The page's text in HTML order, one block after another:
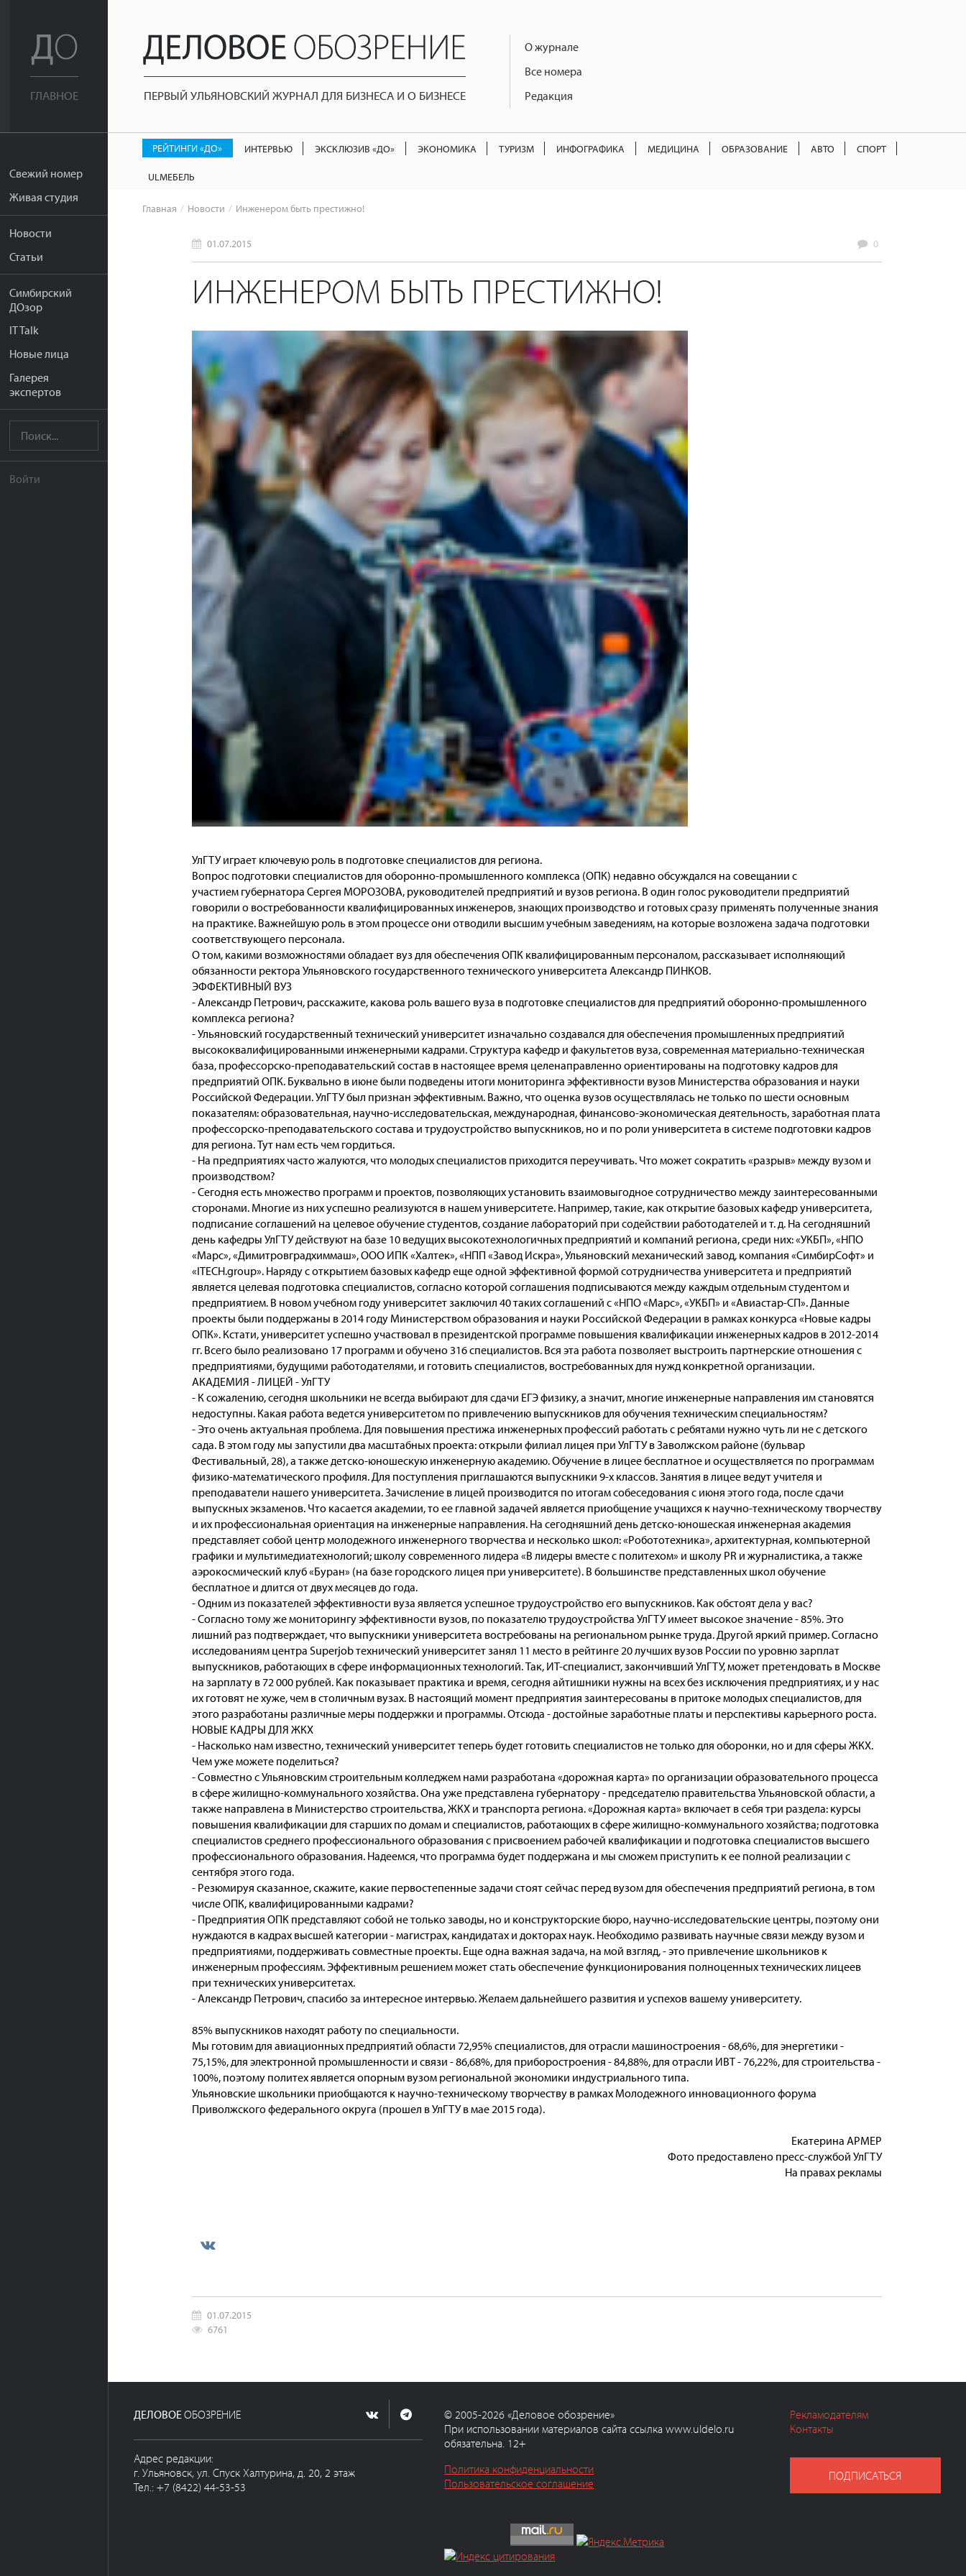
ГЛАВНОЕ
Свежий номер
Живая студия
Новости
Статьи
Симбирский
ДОзор
IT Talk
Новые лица
Галерея
экспертов
Войти
ПЕРВЫЙ УЛЬЯНОВСКИЙ ЖУРНАЛ ДЛЯ БИЗНЕСА И О БИЗНЕСЕ
О журнале
Все номера
Редакция
РЕЙТИНГИ «ДО» ИНТЕРВЬЮ ЭКСКЛЮЗИВ «ДО» ЭКОНОМИКА ТУРИЗМ ИНФОГРАФИКА МЕДИЦИНА ОБРАЗОВАНИЕ АВТО СПОРТ
ULМЕБЕЛЬ
Главная Новости Инженером быть престижно!
01.07.2015 0
ИНЖЕНЕРОМ БЫТЬ ПРЕСТИЖНО!
УлГТУ играет ключевую роль в подготовке специалистов для региона.
Вопрос подготовки специалистов для оборонно-промышленного комплекса (ОПК) недавно обсуждался на совещании с
участием губернатора Сергея МОРОЗОВА, руководителей предприятий и вузов региона. В один голос руководители предприятий
говорили о востребованности квалифицированных инженеров, знающих производство и готовых сразу применять полученные знания
на практике. Важнейшую роль в этом процессе они отводили высшим учебным заведениям, на которые возложена задача подготовки
соответствующего персонала.
О том, какими возможностями обладает вуз для обеспечения ОПК квалифицированным персоналом, рассказывает исполняющий
обязанности ректора Ульяновского государственного технического университета Александр ПИНКОВ.
ЭФФЕКТИВНЫЙ ВУЗ
- Александр Петрович, расскажите, какова роль вашего вуза в подготовке специалистов для предприятий оборонно-промышленного
комплекса региона?
- Ульяновский государственный технический университет изначально создавался для обеспечения промышленных предприятий
высококвалифицированными инженерными кадрами. Структура кафедр и факультетов вуза, современная материально-техническая
база, профессорско-преподавательский состав в настоящее время целенаправленно ориентированы на подготовку кадров для
предприятий ОПК. Буквально в июне были подведены итоги мониторинга эффективности вузов Министерства образования и науки
Российской Федерации. УлГТУ был признан эффективным. Важно, что оценка вузов осуществлялась не только по шести основным
показателям: образовательная, научно-исследовательская, международная, финансово-экономическая деятельность, заработная плата
профессорско-преподавательского состава и трудоустройство выпускников, но и по роли университета в системе подготовки кадров
для региона. Тут нам есть чем гордиться.
- На предприятиях часто жалуются, что молодых специалистов приходится переучивать. Что может сократить «разрыв» между вузом и
производством?
- Сегодня есть множество программ и проектов, позволяющих установить взаимовыгодное сотрудничество между заинтересованными
сторонами. Многие из них успешно реализуются в нашем университете. Например, такие, как открытие базовых кафедр университета,
подписание соглашений на целевое обучение студентов, создание лабораторий при содействии работодателей и т. д. На сегодняшний
день кафедры УлГТУ действуют на базе 10 ведущих высокотехнологичных предприятий и компаний региона, среди них: «УКБП», «НПО
«Марс», «Димитровградхиммаш», ООО ИПК «Халтек», «НПП «Завод Искра», Ульяновский механический завод, компания «СимбирСофт» и
«ITECH.group». Наряду с открытием базовых кафедр еще одной эффективной формой сотрудничества университета и предприятий
является целевая подготовка специалистов, согласно которой соглашения подписываются между каждым отдельным студентом и
предприятием. В новом учебном году университет заключил 40 таких соглашений с «НПО «Марс», «УКБП» и «Авиастар-СП». Данные
проекты были поддержаны в 2014 году Министерством образования и науки Российской Федерации в рамках конкурса «Новые кадры
ОПК». Кстати, университет успешно участвовал в президентской программе повышения квалификации инженерных кадров в 2012-2014
гг. Всего было реализовано 17 программ и обучено 316 специалистов. Вся эта работа позволяет выстроить партнерские отношения с
предприятиями, будущими работодателями, и готовить специалистов, востребованных для нужд конкретной организации.
АКАДЕМИЯ - ЛИЦЕЙ - УлГТУ
- К сожалению, сегодня школьники не всегда выбирают для сдачи ЕГЭ физику, а значит, многие инженерные направления им становятся
недоступны. Какая работа ведется университетом по привлечению выпускников для обучения техническим специальностям?
- Это очень актуальная проблема. Для повышения престижа инженерных профессий работать с ребятами нужно чуть ли не с детского
сада. В этом году мы запустили два масштабных проекта: открыли филиал лицея при УлГТУ в Заволжском районе (бульвар
Фестивальный, 28), а также детско-юношескую инженерную академию. Обучение в лицее бесплатное и осуществляется по программам
физико-математического профиля. Для поступления приглашаются выпускники 9-х классов. Занятия в лицее ведут учителя и
преподаватели нашего университета. Зачисление в лицей производится по итогам собеседования с июня этого года, после сдачи
выпускных экзаменов. Что касается академии, то ее главной задачей является приобщение учащихся к научно-техническому творчеству
и их профессиональная ориентация на инженерные направления. На сегодняшний день детско-юношеская инженерная академия
представляет собой центр молодежного инженерного творчества и несколько школ: «Робототехника», архитектурная, компьютерной
графики и мультимедиатехнологий; школу современного лидера «В лидеры вместе с политехом» и школу PR и журналистика, а также
аэрокосмический клуб «Буран» (на базе городского лицея при университете). В большинстве представленных школ обучение
бесплатное и длится от двух месяцев до года.
- Одним из показателей эффективности вуза является успешное трудоустройство его выпускников. Как обстоят дела у вас?
- Согласно тому же мониторингу эффективности вузов, по показателю трудоустройства УлГТУ имеет высокое значение - 85%. Это
лишний раз подтверждает, что выпускники университета востребованы на региональном рынке труда. Другой яркий пример. Согласно
исследованиям центра Superjob технический университет занял 11 место в рейтинге 20 лучших вузов России по уровню зарплат
выпускников, работающих в сфере информационных технологий. Так, ИТ-специалист, закончивший УлГТУ, может претендовать в Москве
на зарплату в 72 000 рублей. Как показывает практика и время, сегодня айтишники нужны на всех без исключения предприятиях, и у нас
их готовят не хуже, чем в столичным вузах. В настоящий момент предприятия заинтересованы в притоке молодых специалистов, для
этого разработаны различные меры поддержки и программы. Отсюда - достойные заработные платы и перспективы карьерного роста.
НОВЫЕ КАДРЫ ДЛЯ ЖКХ
- Насколько нам известно, технический университет теперь будет готовить специалистов не только для оборонки, но и для сферы ЖКХ.
Чем уже можете поделиться?
- Совместно с Ульяновским строительным колледжем нами разработана «дорожная карта» по организации образовательного процесса
в сфере жилищно-коммунального хозяйства. Она уже представлена губернатору - председателю правительства Ульяновской области, а
также направлена в Министерство строительства, ЖКХ и транспорта региона. «Дорожная карта» включает в себя три раздела: курсы
повышения квалификации для старших по домам и специалистов, работающих в сфере жилищно-коммунального хозяйства; подготовка
специалистов среднего профессионального образования с присвоением рабочей квалификации и подготовка специалистов высшего
профессионального образования. Надеемся, что программа будет поддержана и мы сможем приступить к ее полной реализации с
сентября этого года.
- Резюмируя сказанное, скажите, какие первостепенные задачи стоят сейчас перед вузом для обеспечения предприятий региона, в том
числе ОПК, квалифицированными кадрами?
- Предприятия ОПК представляют собой не только заводы, но и конструкторские бюро, научно-исследовательские центры, поэтому они
нуждаются в кадрах высшей категории - магистрах, кандидатах и докторах наук. Необходимо развивать научные связи между вузом и
предприятиями, поддерживать совместные проекты. Еще одна важная задача, на мой взгляд, - это привлечение школьников к
инженерным профессиям. Эффективным решением может стать обеспечение функционирования полноценных технических лицеев
при технических университетах.
- Александр Петрович, спасибо за интересное интервью. Желаем дальнейшего развития и успехов вашему университету.
85% выпускников находят работу по специальности.
Мы готовим для авиационных предприятий области 72,95% специалистов, для отрасли машиностроения - 68,6%, для энергетики -
75,15%, для электронной промышленности и связи - 86,68%, для приборостроения - 84,88%, для отрасли ИВТ - 76,22%, для строительства -
100%, поэтому политех является опорным вузом региональной экономики индустриального типа.
Ульяновские школьники приобщаются к научно-техническому творчеству в рамках Молодежного инновационного форума
Приволжского федерального округа (прошел в УлГТУ в мае 2015 года).
Екатерина АРМЕР
Фото предоставлено пресс-службой УлГТУ
На правах рекламы
01.07.2015
6761
ДЕЛОВОЕОБОЗРЕНИЕ
Адрес редакции:
г. Ульяновск, ул. Спуск Халтурина, д. 20, 2 этаж
Тел.: +7 (8422) 44-53-53
© 2005-2026 «Деловое обозрение»
При использовании материалов сайта ссылка www.uldelo.ru
обязательна. 12+
Политика конфиденциальности
Пользовательское соглашение
Рекламодателям
Контакты
ПОДПИСАТЬСЯ